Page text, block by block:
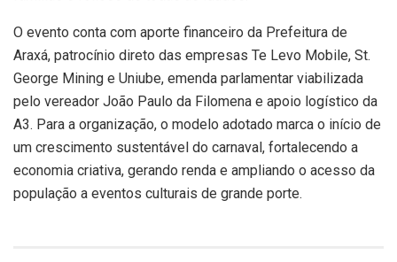
O evento conta com aporte financeiro da Prefeitura de
Araxá, patrocínio direto das empresas Te Levo Mobile, St.
George Mining e Uniube, emenda parlamentar viabilizada
pelo vereador João Paulo da Filomena e apoio logístico da
A3. Para a organização, o modelo adotado marca o início de
um crescimento sustentável do carnaval, fortalecendo a
economia criativa, gerando renda e ampliando o acesso da
população a eventos culturais de grande porte.